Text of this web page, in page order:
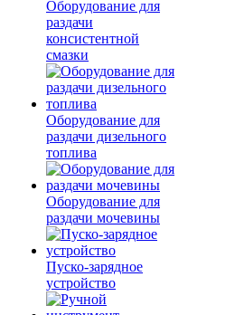
Оборудование для
раздачи
консистентной
смазки
Оборудование для
раздачи дизельного
топлива
Оборудование для
раздачи мочевины
Пуско-зарядное
устройство